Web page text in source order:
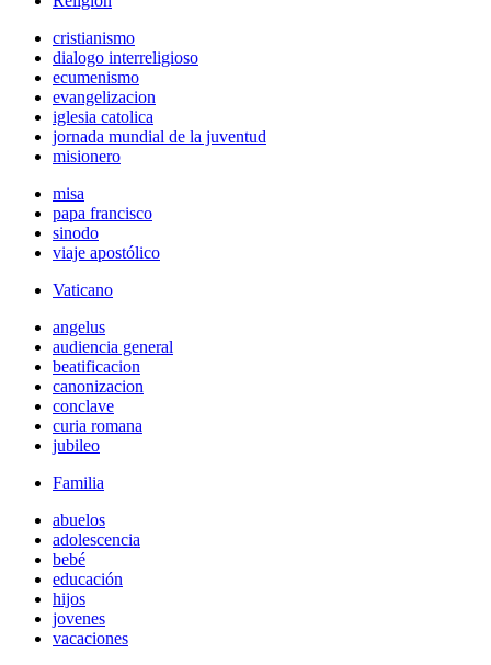
cristianismo
dialogo interreligioso
ecumenismo
evangelizacion
iglesia catolica
jornada mundial de la juventud
misionero
misa
papa francisco
sinodo
viaje apostólico
Vaticano
angelus
audiencia general
beatificacion
canonizacion
conclave
curia romana
jubileo
Familia
abuelos
adolescencia
bebé
educación
hijos
jovenes
vacaciones